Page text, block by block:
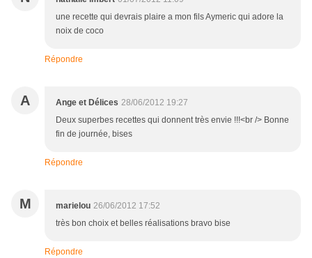
une recette qui devrais plaire a mon fils Aymeric qui adore la
noix de coco
Répondre
A Ange et Délices 28/06/2012 19:27
Deux superbes recettes qui donnent très envie !!!<br /> Bonne
fin de journée, bises
Répondre
M marielou 26/06/2012 17:52
très bon choix et belles réalisations bravo bise
Répondre